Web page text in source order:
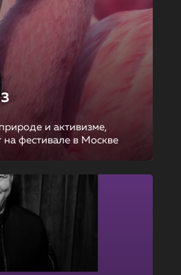
и активизме,
на фестивале в Москве